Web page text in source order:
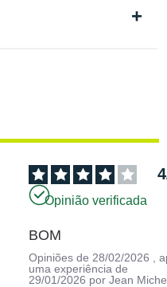
4
Opinião verificada
BOM
Opiniões de 28/02/2026
,
uma experiência de
29/01/2026 porJean